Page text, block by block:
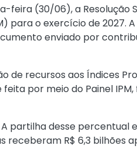
feira (30/06), a Resolução
para o exercício de 2027.
enviado por
recursos aos Índices
por meio do Painel
partilha desse
R$ 6,3 bilhões